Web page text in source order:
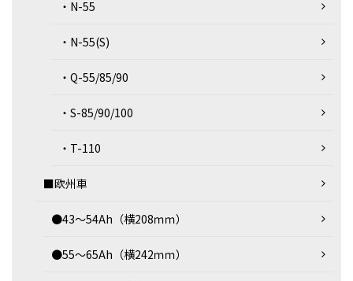
・N-55
・N-55(S)
・Q-55/85/90
・S-85/90/100
・T-110
■欧州車
●43～54Ah（横208ｍｍ）
●55～65Ah（横242ｍｍ）